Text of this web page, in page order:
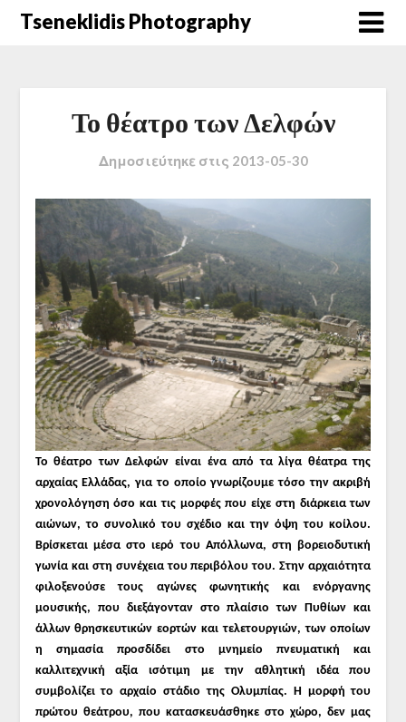
Μετάβαση
Tseneklidis Photography
Το θέατρο των Δελφών
Δημοσιεύτηκε στις 2013-05-30
Το θέατρο των Δελφών είναι ένα από τα λίγα θέατρα της
αρχαίας Ελλάδας, για το οποίο γνωρίζουμε τόσο την ακριβή
χρονολόγηση όσο και τις μορφές που είχε στη διάρκεια των
αιώνων, το συνολικό του σχέδιο και την όψη του κοίλου.
Βρίσκεται μέσα στο ιερό του Απόλλωνα, στη βορειοδυτική
γωνία και στη συνέχεια του περιβόλου του. Στην αρχαιότητα
φιλοξενούσε τους αγώνες φωνητικής και ενόργανης
μουσικής, που διεξάγονταν στο πλαίσιο των Πυθίων και
άλλων θρησκευτικών εορτών και τελετουργιών, των οποίων
η σημασία προσδίδει στο μνημείο πνευματική και
καλλιτεχνική αξία ισότιμη με την αθλητική ιδέα που
συμβολίζει το αρχαίο στάδιο της Ολυμπίας. Η μορφή του
πρώτου θεάτρου, που κατασκευάσθηκε στο χώρο, δεν μας